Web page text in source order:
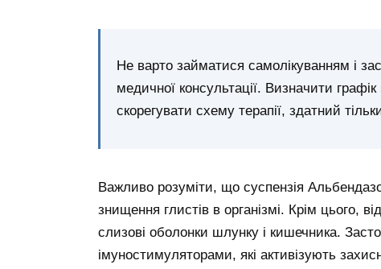
Не варто займатися самолікуванням і
медичної консультації. Визначити
скорегувати схему терапії, здатний
Важливо розуміти, що суспензія
знищення глистів в організмі. Крім цього,
слизові оболонки шлунку і кишечника.
імуностимуляторами, які активізують